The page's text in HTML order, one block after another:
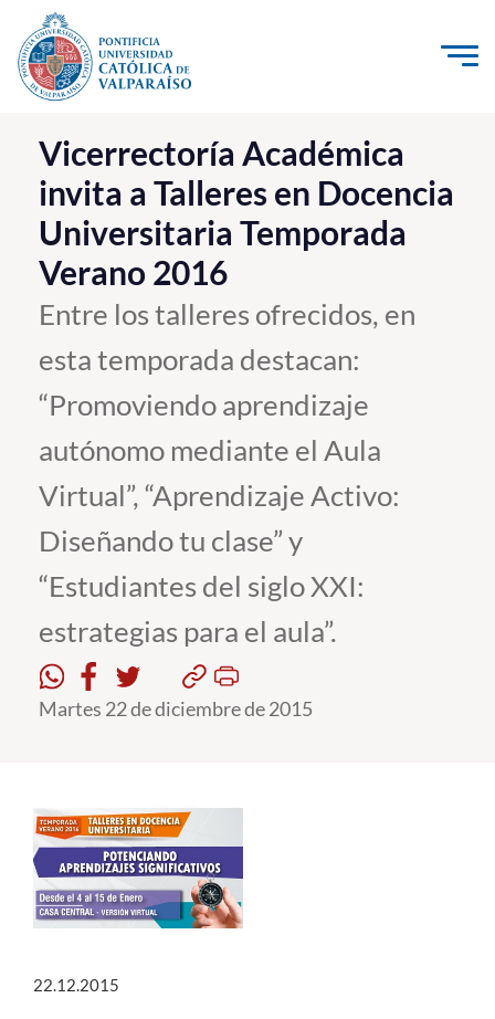
Click acá para ir directamente al contenido
La Universidad
Investigación, Creación e Innovación
PUCV Internacional
Vinculación con el Medio
Admisión
Pregrado
Postgrado
Formación Continua
Estudiantes
Académicos
Funcionarios
Alumni
Vicerrectoría Académica
invita a Talleres en Docencia
Universitaria Temporada
Verano 2016
Entre los talleres ofrecidos, en
esta temporada destacan:
“Promoviendo aprendizaje
autónomo mediante el Aula
Virtual”, “Aprendizaje Activo:
Diseñando tu clase” y
“Estudiantes del siglo XXI:
estrategias para el aula”.
Martes 22 de diciembre de 2015
22.12.2015